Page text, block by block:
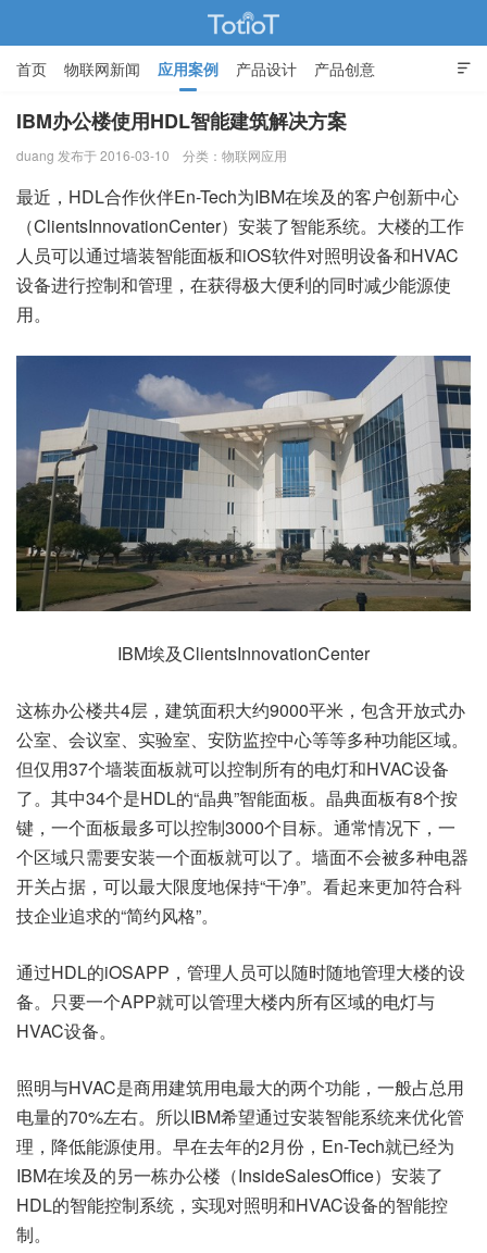

首页 物联网新闻 应用案例 产品设计 产品创意
智能家居
IBM办公楼使用HDL智能建筑解决方案
duang 发布于 2016-03-10 分类： 物联网应用
最近，HDL合作伙伴En-Tech为IBM在埃及的客户创新中心
（ClientsInnovationCenter）安装了智能系统。大楼的工作
人员可以通过墙装智能面板和iOS软件对照明设备和HVAC
设备进行控制和管理，在获得极大便利的同时减少能源使
用。
IBM埃及ClientsInnovationCenter
这栋办公楼共4层，建筑面积大约9000平米，包含开放式办
公室、会议室、实验室、安防监控中心等等多种功能区域。
但仅用37个墙装面板就可以控制所有的电灯和HVAC设备
了。其中34个是HDL的“晶典”智能面板。晶典面板有8个按
键，一个面板最多可以控制3000个目标。通常情况下，一
个区域只需要安装一个面板就可以了。墙面不会被多种电器
开关占据，可以最大限度地保持“干净”。看起来更加符合科
技企业追求的“简约风格”。
通过HDL的iOSAPP，管理人员可以随时随地管理大楼的设
备。只要一个APP就可以管理大楼内所有区域的电灯与
HVAC设备。
照明与HVAC是商用建筑用电最大的两个功能，一般占总用
电量的70%左右。所以IBM希望通过安装智能系统来优化管
理，降低能源使用。早在去年的2月份，En-Tech就已经为
IBM在埃及的另一栋办公楼（InsideSalesOffice）安装了
HDL的智能控制系统，实现对照明和HVAC设备的智能控
制。